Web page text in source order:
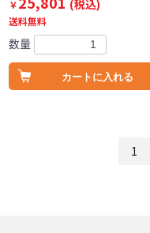
￥
(税込)
送料無料
数量
カートに入れる
1